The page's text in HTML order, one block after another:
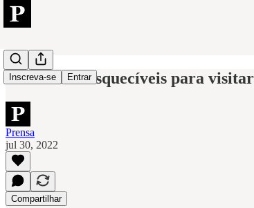
Inscreva-se Entrar
7 museus inesquecíveis para
Prensa
jul 30, 2022
Compartilhar